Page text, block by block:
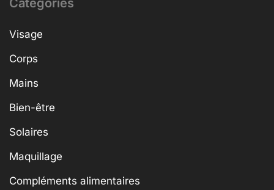
Categories
Visage
Corps
Mains
Bien-être
Solaires
Maquillage
Compléments alimentaires